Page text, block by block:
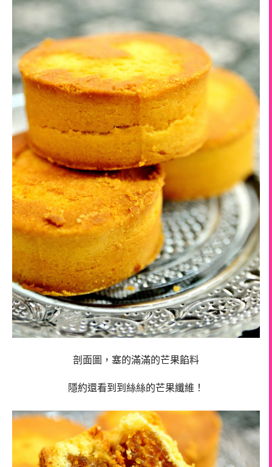
剖面圖，塞的滿滿的芒果餡料
隱約還看到到絲絲的芒果纖維！